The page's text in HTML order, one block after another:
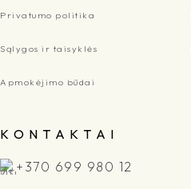
Privatumo politika
Sąlygos ir taisyklės
Apmokėjimo būdai
K O N T A K T A I
+370 699 980 12